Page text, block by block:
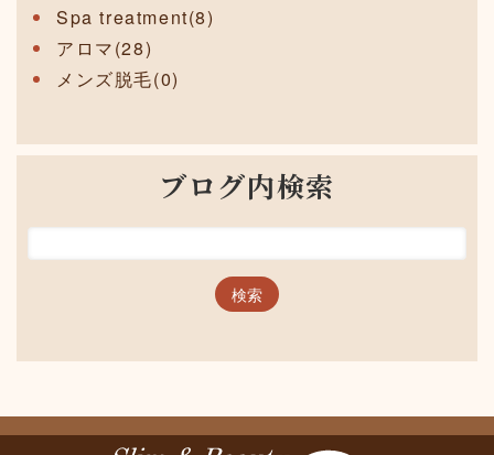
Spa treatment(8)
アロマ(28)
メンズ脱毛(0)
ブログ内検索